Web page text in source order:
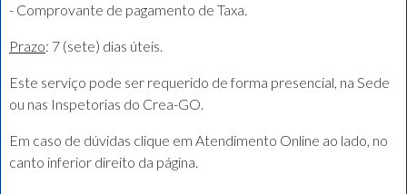
- Comprovante de pagamento de Taxa.
Prazo: 7 (sete) dias úteis.
Este serviço pode ser requerido de forma presencial, na Sede
ou nas Inspetorias do Crea-GO.
Em caso de dúvidas clique em Atendimento Online ao lado, no
canto inferior direito da página.